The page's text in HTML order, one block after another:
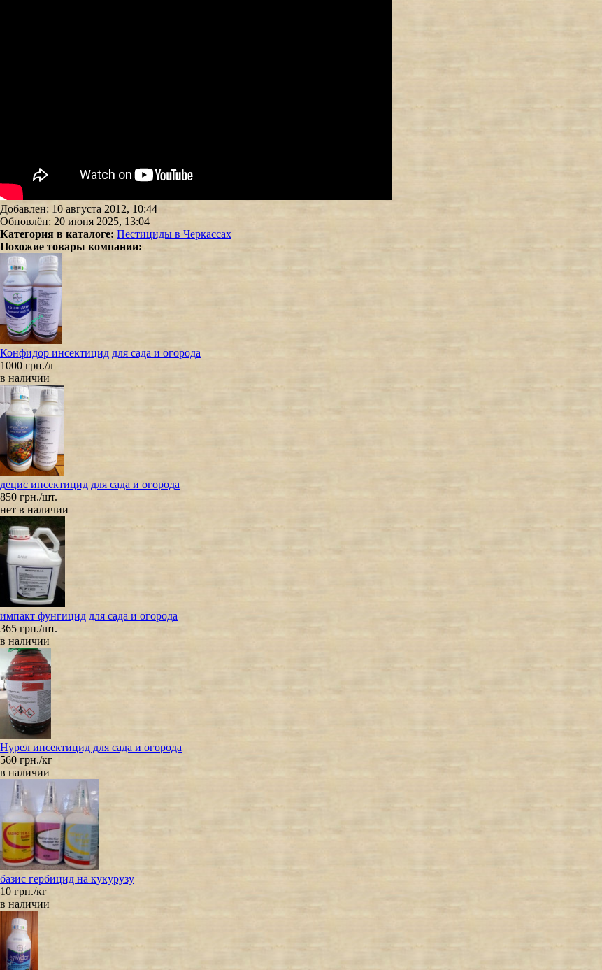
Добавлен: 10 августа 2012, 10:44
Обновлён: 20 июня 2025, 13:04
Категория в каталоге: Пестициды в Черкассах
Похожие товары компании:
Конфидор инсектицид для сада и огорода
1000 грн./л
в наличии
децис инсектицид для сада и огорода
850 грн./шт.
нет в наличии
импакт фунгицид для сада и огорода
365 грн./шт.
в наличии
Нурел инсектицид для сада и огорода
560 грн./кг
в наличии
базис гербицид на кукурузу
10 грн./кг
в наличии